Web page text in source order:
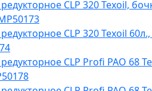
CLP 320 Texoil,
CLP 320 Texoil
CLP Profi PAO 68